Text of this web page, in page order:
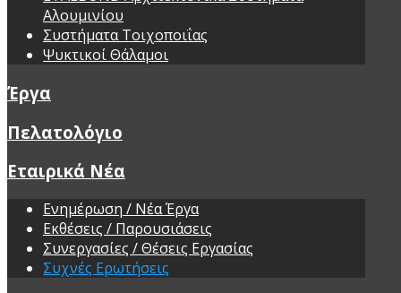
Αλουμινίου
Συστήματα Τοιχοποιΐας
Ψυκτικοί Θάλαμοι
Έργα
Πελατολόγιο
Εταιρικά Νέα
Ενημέρωση / Νέα Έργα
Εκθέσεις / Παρουσιάσεις
Συνεργασίες / Θέσεις Εργασίας
Συχνές Ερωτήσεις